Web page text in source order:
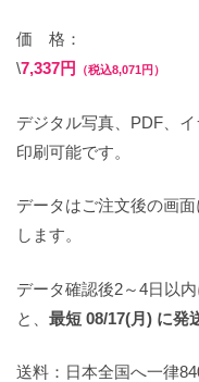
価 格：
\7,337円 （税込8,071円）
デジタル写真、PDF、
印刷可能です。
データはご注文後の画
します。
データ確認後2～4日以
と、 最短 08/17(月) に発
送料：日本全国へ一律